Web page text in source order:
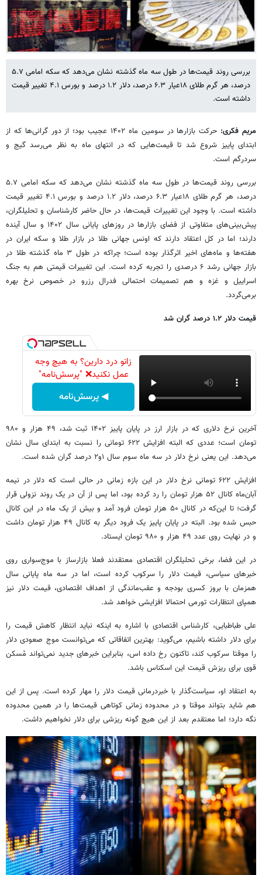
بررسی روند قیمت‌ها در طول سه ماه گذشته نشان می‌دهد که سکه امامی ۵.۷
درصد، هر گرم طلای ۱۸عیار ۶.۳ درصد، دلار ۱.۲ درصد و بورس ۴.۱ تغییر قیمت
داشته است.
مریم فکری:
حرکت بازارها در سومین ماه ۱۴۰۲ عجیب بود؛ از دور گرانی‌ها که از
ابتدای پاییز شروع شد تا قیمت‌هایی که در انتهای ماه به نظر می‌رسد گیج و
سردرگم است.
بررسی روند قیمت‌ها در طول سه ماه گذشته نشان می‌دهد که سکه امامی ۵.۷
درصد، هر گرم طلای ۱۸عیار ۶.۳ درصد، دلار ۱.۲ درصد و بورس ۴.۱ تغییر قیمت
داشته است. با وجود این تغییرات قیمت‌ها، در حال حاضر کارشناسان و تحلیلگران،
پیش‌بینی‌های متفاوتی از فضای بازارها در روزهای پایانی سال ۱۴۰۲ و سال آینده
دارند؛ اما در کل اعتقاد دارند که اونس جهانی طلا در بازار طلا و سکه ایران در
هفته‌ها و ماه‌های اخیر اثرگذار بوده است؛ چراکه در طول ۳ ماه گذشته طلا در
بازار جهانی رشد ۶ درصدی را تجربه کرده است. این تغییرات قیمتی هم به جنگ
اسراییل و غزه و هم تصمیمات احتمالی فدرال رزرو در خصوص نرخ بهره
برمی‌گردد.
قیمت دلار ۱.۲ درصد گران شد
زانو درد دارین؟ به هیچ وجه
عمل نکنید❌ "پرسش‌نامه"
◀ پرسش‌نامه
آخرین نرخ دلاری که در بازار ارز در پایان پاییز ۱۴۰۲ ثبت شد، ۴۹ هزار و ۹۸۰
تومان است؛ عددی که البته افزایش ۶۲۲ تومانی را نسبت به ابتدای سال نشان
می‌دهد. این یعنی نرخ دلار در سه ماه سوم سال ۱و۲ درصد گران شده است.
افزایش ۶۲۲ تومانی نرخ دلار در این بازه زمانی در حالی است که دلار در نیمه
آبان‌ماه کانال ۵۲ هزار تومان را رد کرده بود، اما پس از آن در یک روند نزولی قرار
گرفت؛ تا این‌که در کانال ۵۰ هزار تومان فرود آمد و بیش از یک ماه در این کانال
حبس شده بود. البته در پایان پاییز یک فرود دیگر به کانال ۴۹ هزار تومان داشت
و در نهایت روی عدد ۴۹ هزار و ۹۸۰ تومان ایستاد.
در این فضا، برخی تحلیلگران اقتصادی معتقدند فعلا بازارساز با موج‌سواری روی
خبرهای سیاسی، قیمت دلار را سرکوب کرده است، اما در سه ماه پایانی سال
همزمان با بروز کسری بودجه و عقب‌ماندگی از اهداف اقتصادی، قیمت دلار نیز
همپای انتظارات تورمی احتمالا افزایشی خواهد شد.
علی طباطبایی، کارشناس اقتصادی با اشاره به اینکه نباید انتظار کاهش قیمت را
برای دلار داشته باشیم، می‌گوید: بهترین اتفاقاتی که می‌توانست موج صعودی دلار
را موقتا سرکوب کند، تاکنون رخ داده اس، بنابراین خبرهای جدید نمی‌تواند مُسکن
قوی برای ریزش قیمت این اسکناس باشد.
به اعتقاد او، سیاست‌گذار با خبردرمانی قیمت دلار را مهار کرده است. پس از این
هم شاید بتواند موقتا و در محدوده زمانی کوتاهی قیمت‌ها را در همین محدوده
نگه دارد؛ اما معتقدم بعد از این هیچ گونه ریزشی برای دلار نخواهیم داشت.